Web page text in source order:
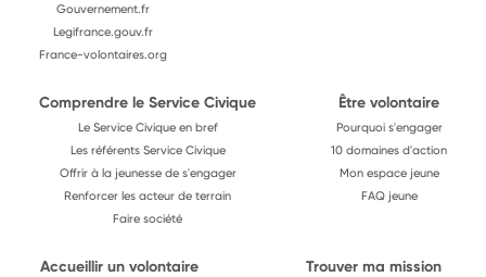
Gouvernement.fr
Legifrance.gouv.fr
France-volontaires.org
Comprendre le Service Civique
Le Service Civique en bref
Les référents Service Civique
Offrir à la jeunesse de s'engager
Renforcer les acteur de terrain
Faire société
Être volontaire
Pourquoi s'engager
10 domaines d'action
Mon espace jeune
FAQ jeune
Accueillir un volontaire Trouver ma mission